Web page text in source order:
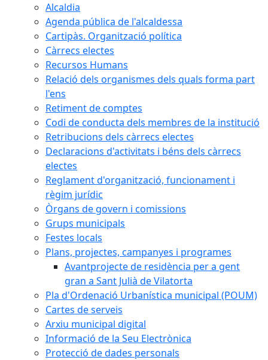
Alcaldia
Agenda pública de l'alcaldessa
Cartipàs. Organització política
Càrrecs electes
Recursos Humans
Relació dels organismes dels quals forma part
l'ens
Retiment de comptes
Codi de conducta dels membres de la institució
Retribucions dels càrrecs electes
Declaracions d'activitats i béns dels càrrecs
electes
Reglament d'organització, funcionament i
règim jurídic
Òrgans de govern i comissions
Grups municipals
Festes locals
Plans, projectes, campanyes i programes
Avantprojecte de residència per a gent
gran a Sant Julià de Vilatorta
Pla d'Ordenació Urbanística municipal (POUM)
Cartes de serveis
Arxiu municipal digital
Informació de la Seu Electrònica
Protecció de dades personals